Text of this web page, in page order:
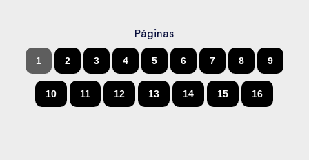
Páginas
1 2 3 4 5 6 7 8 9
10 11 12 13 14 15 16